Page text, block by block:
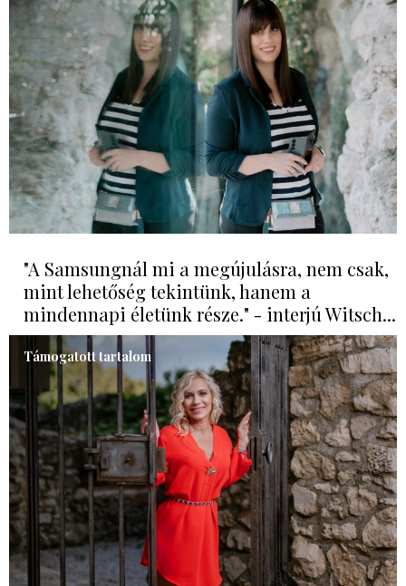
"A Samsungnál mi a megújulásra, nem csak,
mint lehetőség tekintünk, hanem a
mindennapi életünk része." - interjú Witsch...
Támogatott tartalom